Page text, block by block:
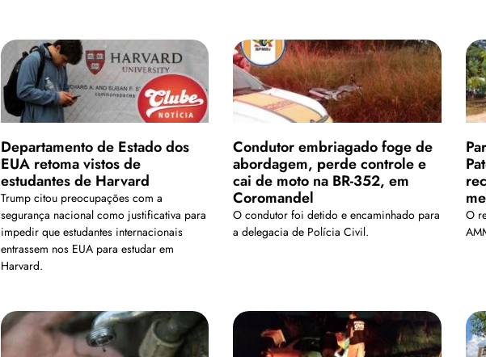
Departamento de Estado dos
EUA retoma vistos de
estudantes de Harvard
Trump citou preocupações com a
segurança nacional como justificativa para
impedir que estudantes internacionais
entrassem nos EUA para estudar em
Harvard.
Condutor embriagado foge de
abordagem, perde controle e
cai de moto na BR-352, em
Coromandel
O condutor foi detido e encaminhado para
a delegacia de Polícia Civil.
O